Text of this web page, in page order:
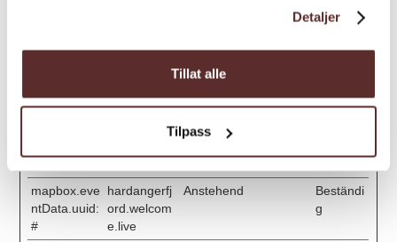
Detaljer
Tillat alle
Tilpass
fest. Dadurch kann
über
Besucherverhalten für
mapbox.eve
ntData.uuid:
#
hardangerfj
ord.welcom
e.live
Anstehend
Beständi
g